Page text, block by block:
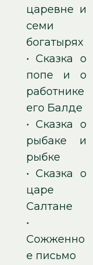
царевне и
семи
богатырях
•Сказка о
попе и о
работнике
его Балде
•Сказка о
рыбаке и
рыбке
•Сказка о
царе
Салтане
•
Сожженно
е письмо